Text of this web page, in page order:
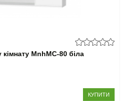
MnhMC-80 біла
КУПИТИ